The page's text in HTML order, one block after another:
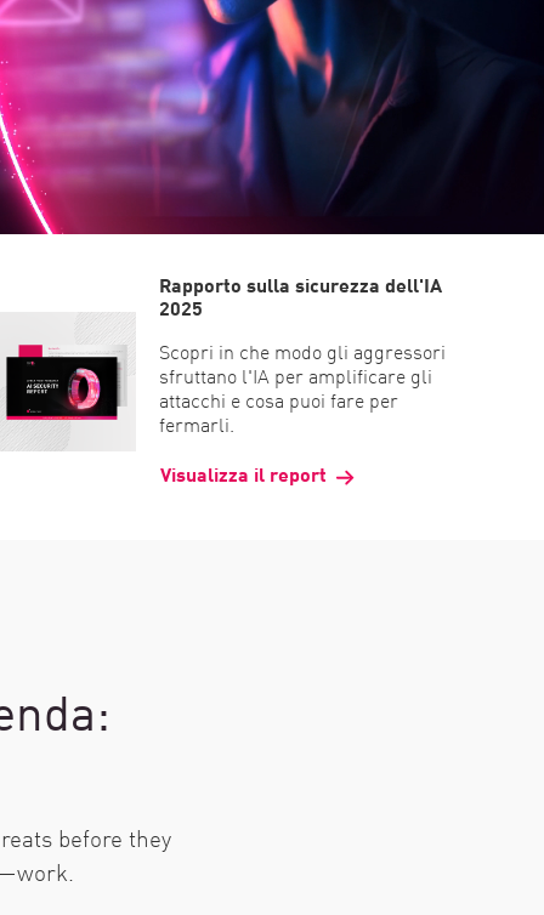
Rapporto sulla sicurezza dell'IA
2025
Scopri in che modo gli aggressori
sfruttano l'IA per amplificare gli
attacchi e cosa puoi fare per
fermarli.
Visualizza il report
before they